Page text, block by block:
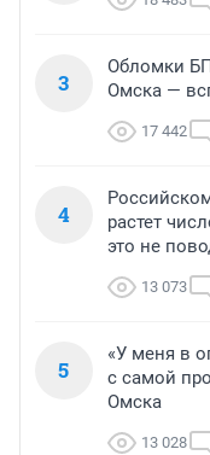
3
Обломки
Омска —
17 442
4
растет
это не
13 073
5
«У меня в
с самой
Омска
13 028